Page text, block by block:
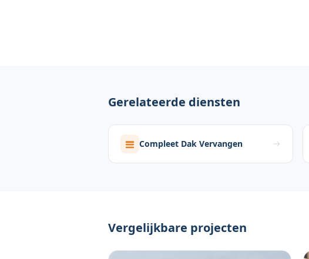
Gerelateerde diensten
Compleet Dak Vervangen
Vergelijkbare projecten